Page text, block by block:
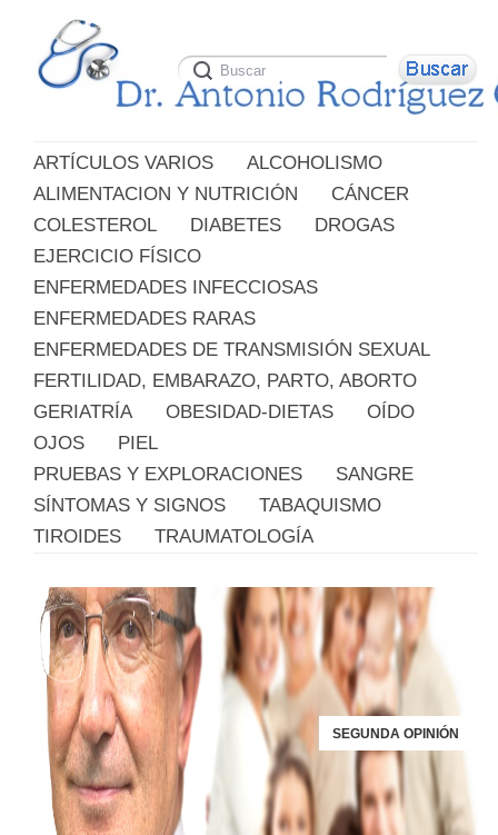
ARTÍCULOS VARIOS
ALCOHOLISMO
ALIMENTACION Y NUTRICIÓN
CÁNCER
COLESTEROL
DIABETES
DROGAS
EJERCICIO FÍSICO
ENFERMEDADES INFECCIOSAS
ENFERMEDADES RARAS
ENFERMEDADES DE TRANSMISIÓN SEXUAL
FERTILIDAD, EMBARAZO, PARTO, ABORTO
GERIATRÍA
OBESIDAD-DIETAS
OÍDO
OJOS
PIEL
PRUEBAS Y EXPLORACIONES
SANGRE
SÍNTOMAS Y SIGNOS
TABAQUISMO
TIROIDES
TRAUMATOLOGÍA
SEGUNDA OPINIÓN